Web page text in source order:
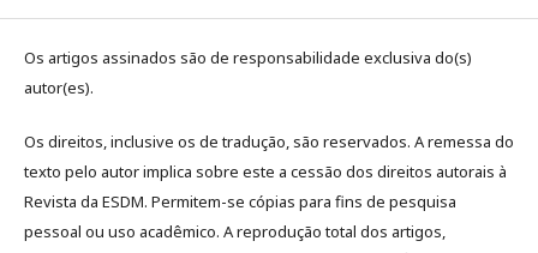
Os artigos assinados são de responsabilidade exclusiva do(s)
autor(es).
Os direitos, inclusive os de tradução, são reservados. A remessa do
texto pelo autor implica sobre este a cessão dos direitos autorais à
Revista da ESDM. Permitem-se cópias para fins de pesquisa
pessoal ou uso acadêmico. A reprodução total dos artigos,